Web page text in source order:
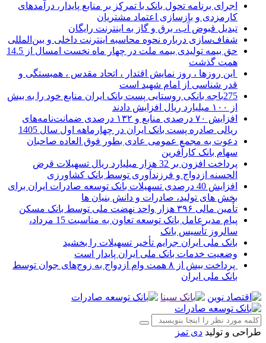
اجرای برنامه تحول بانک با تمرکز بر منابع پایدار، درآمدهای
کارمزدی و بازسازی اعتماد مشتریان
تبدیل قبوض آب، برق و گاز به اینترنت رایگان
شفاف‌سازی درباره نحوه محاسبه اینترنت داخلی و بین‌المللی
حق بیمه تولیدی بیمه ملت در چهار ماه نخست امسال از 14.5
همت گذشت
این روزها ، روز نمایش اقتدار ، اتحاد مقدس ، همبستگی و
قدر شناسی از امام شهید است
275باجه بانکی روستایی پست بانک ایران منابع خود را به بیش
از ۱۰۰ میلیارد ریال افزایش دادند
افزایش ۷۰ درصدی منابع و ۱۳۲ درصدی ضمانت‌نامه‌های
ریالی صادره پست بانک ایران در چهارماهه اول سال 1405
دعوت به مجمع عمومی عادی بطور فوق العاده صاحبان
سهام بانک کارآفرین
پرداخت افزون بر 32 هزار میلیارد ریال تسهیلات قرض
الحسنه ازدواج و فرزندآوری توسط بانک کشاورزی
افزایش 40 درصدی تسهیلات بانک توسعه صادرات ایران برای
بخش های تولید، صادرات و دانش بنیان ها
تأمین مالی ۳۹۶ هزار واحد نهضت ملی توسط بانک مسکن
پیام مدیرعامل بانک توسعه تعاون به مناسبت 15 مرداد،
سالروز تأسیس بانک
بانک ملی ایران جرایم تأخیر تسهیلات را بخشید
وضعیت خدمات بانک ملی ایران پایدار است
پرداخت بیش از ۸ همت وام ازدواج به زوج‌های جوان توسط
بانک ملی ایران
طراحی و تولید دی تمز